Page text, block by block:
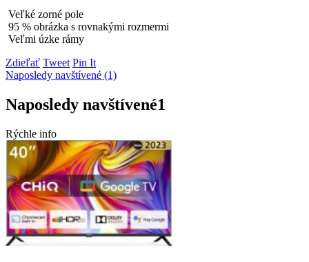
Veľké zorné pole
95 % obrázka s rovnakými rozmermi
Veľmi úzke rámy
Zdieľať Tweet Pin It
Naposledy navštívené (1)
Naposledy navštívené1
Rýchle info